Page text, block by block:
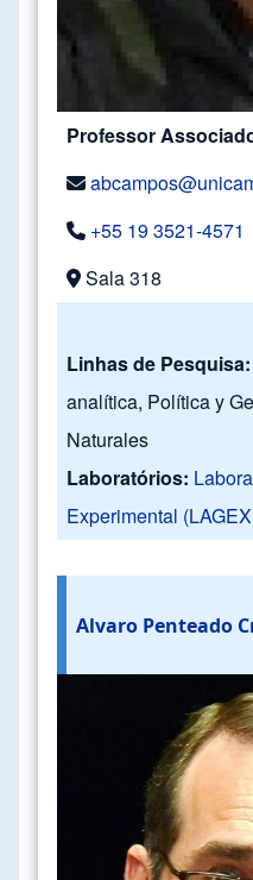
Professor
+55 19 3521-4571
Sala 318
Linhas de Pesquisa:
analítica, Política y
Naturales
Laboratórios:
Experimental
Alvaro Penteado